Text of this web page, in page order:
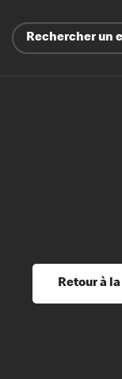
Rechercher un
et
du savoirRetour à